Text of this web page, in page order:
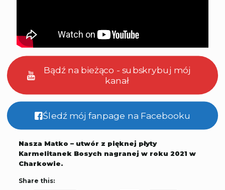
Bądź na bieżąco - subskrybuj mój
kanał
Śledź mój fanpage na Facebooku
Nasza Matko – utwór z pięknej płyty
Karmelitanek Bosych nagranej w roku 2021 w
Charkowie.
Share this: